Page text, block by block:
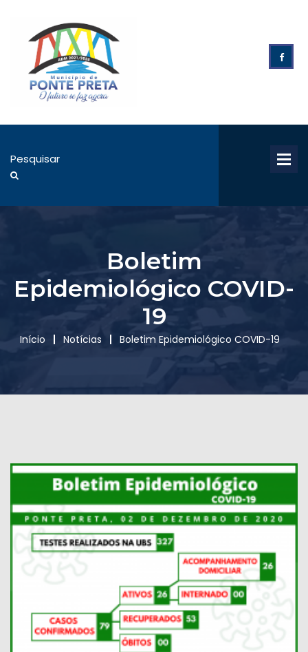
Boletim
Epidemiológico COVID-
19
Início Notícias Boletim Epidemiológico COVID-19